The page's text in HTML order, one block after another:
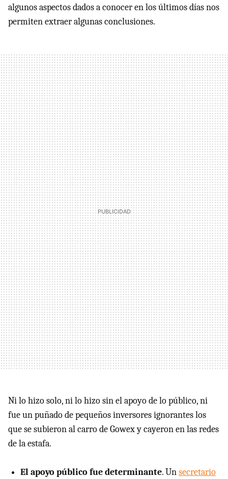
algunos aspectos dados a conocer en los últimos días nos
permiten extraer algunas conclusiones.
Ni lo hizo solo, ni lo hizo sin el apoyo de lo público, ni
fue un puñado de pequeños inversores ignorantes los
que se subieron al carro de Gowex y cayeron en las redes
de la estafa.
El apoyo público fue determinante. Unsecretario